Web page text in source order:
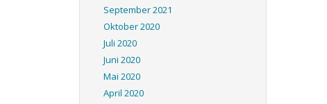
September 2021
Oktober 2020
Juli 2020
Juni 2020
Mai 2020
April 2020